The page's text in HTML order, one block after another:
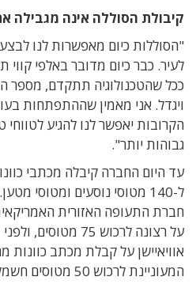
קיבולת הסוללה אינה מגבילה
"הסוללות כיום מאפשרות לנו
לעיר. כבר כיום מדובר באלפי
ככל שהטכנולוגיה תתקדם, מספר
ויגדל. אני מאמין שההתפתחות
הקרובות יאפשר לנו להגיע לטווחי
גבוהות יותר".
עד היום החברה קיבלה מכתבי
על רצונה לרכוש 75
אוויאיישן על קבלת מכתב כוונות
המעוניינת לרכוש 50 מטוסים חשמליים מדגם אליס.